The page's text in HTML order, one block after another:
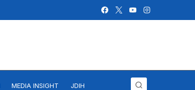
MEDIA INSIGHT JDIH